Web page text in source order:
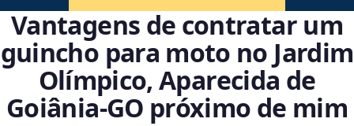
Vantagens de contratar um
guincho para moto no Jardim
Olímpico, Aparecida de
Goiânia‑GO próximo de mim